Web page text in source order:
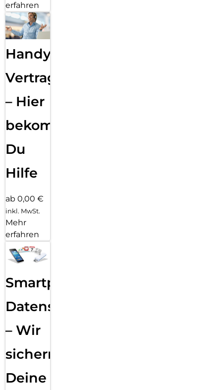
erfahren
Handy
Vertragsabwicklung
– Hier
bekommst
Du
Hilfe
ab 0,00 €
inkl. MwSt.
Mehr
erfahren
Smartphone
Datensicherung
– Wir
sichern
Deine